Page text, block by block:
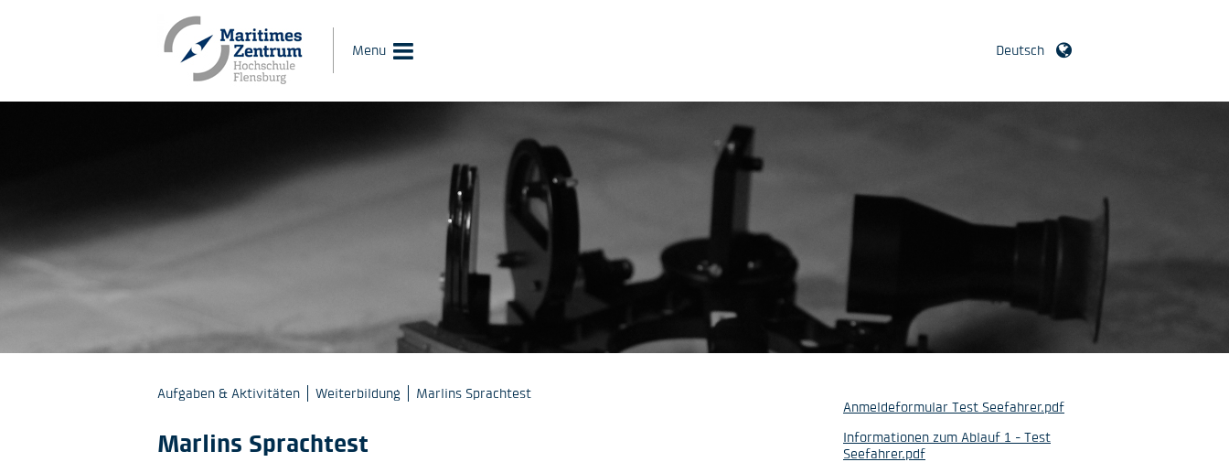
Menu Deutsch
Aufgaben & Aktivitäten Weiterbildung Marlins Sprachtest
Marlins Sprachtest
Anmeldeformular Test Seefahrer.pdf
Informationen zum Ablauf 1 - Test
Seefahrer.pdf